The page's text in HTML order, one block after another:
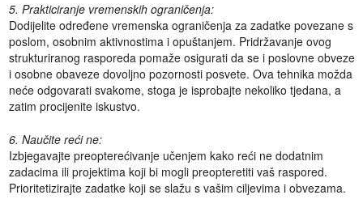
5. Prakticiranje vremenskih ograničenja:
Dodijelite određene vremenska ograničenja za zadatke povezane s
poslom, osobnim aktivnostima i opuštanjem. Pridržavanje ovog
strukturiranog rasporeda pomaže osigurati da se i poslovne obveze
i osobne obaveze dovoljno pozornosti posvete. Ova tehnika možda
neće odgovarati svakome, stoga je isprobajte nekoliko tjedana, a
zatim procijenite iskustvo.
6. Naučite reći ne:
Izbjegavajte preopterećivanje učenjem kako reći ne dodatnim
zadacima ili projektima koji bi mogli preopteretiti vaš raspored.
Prioritetizirajte zadatke koji se slažu s vašim ciljevima i obvezama.